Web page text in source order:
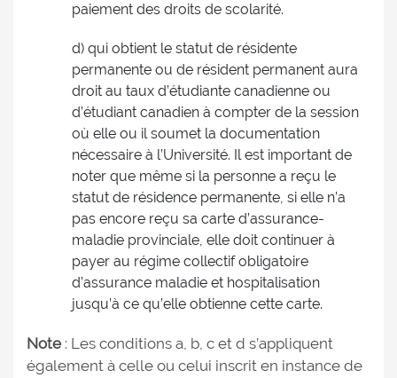
paiement des droits de scolarité.
d) qui obtient le statut de résidente
permanente ou de résident permanent aura
droit au taux d’étudiante canadienne ou
d’étudiant canadien à compter de la session
où elle ou il soumet la documentation
nécessaire à l’Université. Il est important de
noter que même si la personne a reçu le
statut de résidence permanente, si elle n’a
pas encore reçu sa carte d’assurance-
maladie provinciale, elle doit continuer à
payer au régime collectif obligatoire
d’assurance maladie et hospitalisation
jusqu’à ce qu’elle obtienne cette carte.
Note: Les conditions a, b, c et d s’appliquent
également à celle ou celui inscrit en instance de